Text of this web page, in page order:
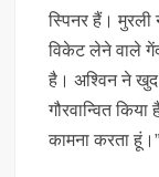
स्पिनर हैं।
विकेट लेने वाले
है। अश्विन ने
गौरवान्वित
कामना करता हूं।”